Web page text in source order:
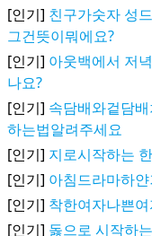
[인기] 친구가숫자 성
그건뜻이뭐에요?
[인기] 아웃백에서 저
나요?
[인기] 속담배와겉담
하는법알려주세요
[인기] 지로시작하는
[인기] 아침드라마하
[인기] 착한여자나쁜
[인기] 돓으로 시작하